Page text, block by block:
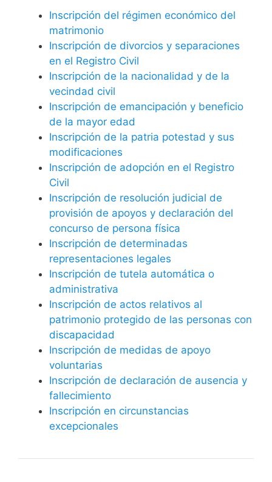
Inscripción del régimen económico del
matrimonio
Inscripción de divorcios y separaciones
en el Registro Civil
Inscripción de la nacionalidad y de la
vecindad civil
Inscripción de emancipación y beneficio
de la mayor edad
Inscripción de la patria potestad y sus
modificaciones
Inscripción de adopción en el Registro
Civil
Inscripción de resolución judicial de
provisión de apoyos y declaración del
concurso de persona física
Inscripción de determinadas
representaciones legales
Inscripción de tutela automática o
administrativa
Inscripción de actos relativos al
patrimonio protegido de las personas con
discapacidad
Inscripción de medidas de apoyo
voluntarias
Inscripción de declaración de ausencia y
fallecimiento
Inscripción en circunstancias
excepcionales